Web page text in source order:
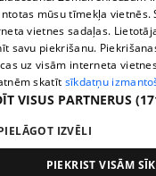
Līguma noteikumi
360 Ziņu kontakti
Helio Media
Portāla palīdzības
All rights reserved.
mūsu tīmekļa
vietnes sadaļas.
savu piekrišanu.
uz visām interneta
skatīt sīkdatņu
VISUS PARTNERUS
IZVĒLI
PIEKRIST VISĀM